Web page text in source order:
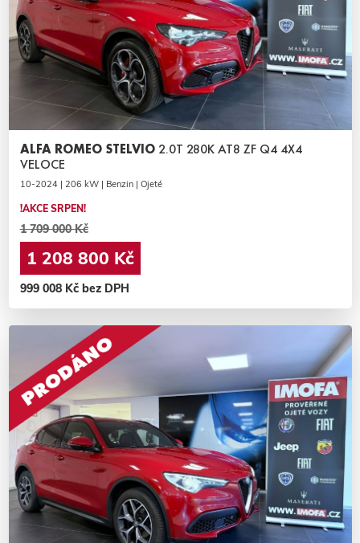
ALFA ROMEO STELVIO 2.0T 280K AT8 ZF Q4 4X4
VELOCE
10-2024 | 206 kW | Benzin | Ojeté
!AKCE SRPEN!
1 709 000 Kč
1 208 800 Kč
999 008 Kč bez DPH